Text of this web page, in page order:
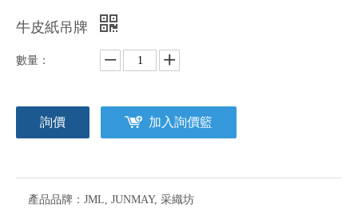
牛皮紙吊牌
數量：
詢價 加入詢價籃
產品品牌： JML, JUNMAY, 采織坊